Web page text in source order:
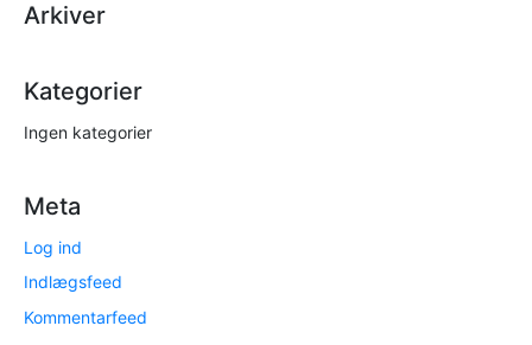
Arkiver
Kategorier
Ingen kategorier
Meta
Log ind
Indlægsfeed
Kommentarfeed